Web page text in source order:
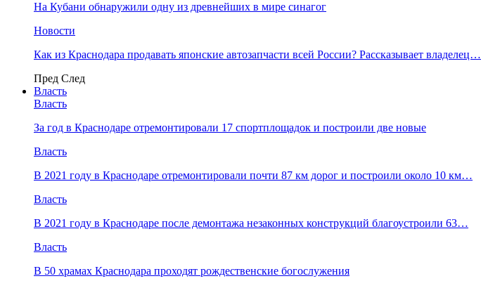
На Кубани обнаружили одну из древнейших в мире синагог
Новости
Как из Краснодара продавать японские автозапчасти всей России? Рассказывает владелец…
Пред След
Власть
Власть
За год в Краснодаре отремонтировали 17 спортплощадок и построили две новые
Власть
В 2021 году в Краснодаре отремонтировали почти 87 км дорог и построили около 10 км…
Власть
В 2021 году в Краснодаре после демонтажа незаконных конструкций благоустроили 63…
Власть
В 50 храмах Краснодара проходят рождественские богослужения